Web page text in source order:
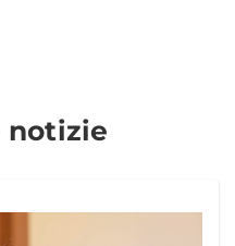
notizie